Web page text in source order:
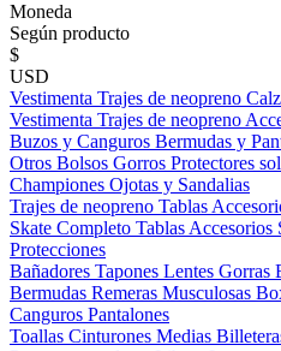
Moneda
Según producto
$
USD
Vestimenta Trajes de neopreno
Vestimenta Trajes de neopreno
Buzos y Canguros Bermudas y
Otros Bolsos Gorros Protectores
Championes Ojotas y Sandalias
Trajes de neopreno Tablas
Skate Completo Tablas Accesorios
Protecciones
Bañadores Tapones Lentes Gorras
Bermudas Remeras Musculosas
Canguros Pantalones
Toallas Cinturones Medias